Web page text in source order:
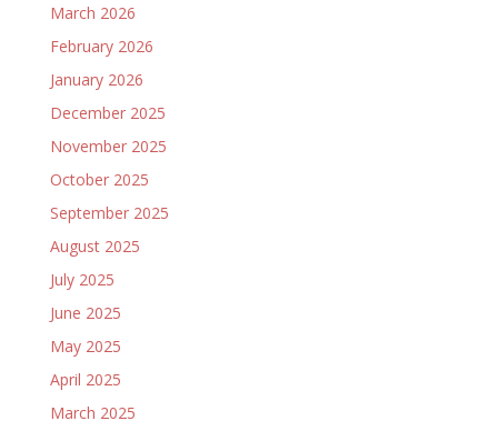
March 2026
February 2026
January 2026
December 2025
November 2025
October 2025
September 2025
August 2025
July 2025
June 2025
May 2025
April 2025
March 2025